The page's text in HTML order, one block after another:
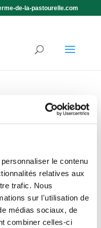
le contenu
relatives aux
trafic. Nous
sur l'utilisation de
médias sociaux, de
combiner celles-ci
de-la-pastourelle.com